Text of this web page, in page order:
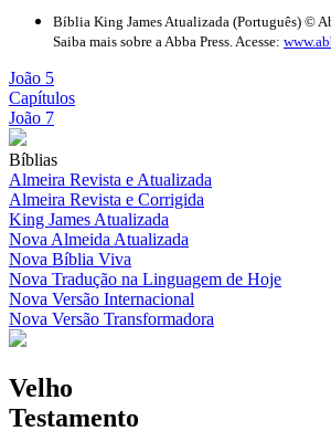
Bíblia King James Atualizada (Português) ©
Saiba mais sobre a Abba Press. Acesse:
João 5
Capítulos
João 7
Bíblias
Almeira Revista e Atualizada
Almeira Revista e Corrigida
King James Atualizada
Nova Almeida Atualizada
Nova Bíblia Viva
Nova Tradução na Linguagem de Hoje
Nova Versão Internacional
Nova Versão Transformadora
Velho
Testamento